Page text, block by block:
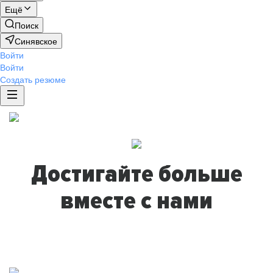
Ещё
Поиск
Синявское
Войти
Войти
Создать резюме
Достигайте больше
вместе с нами